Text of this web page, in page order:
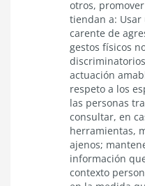
otros,
tiendan a:
carente de
gestos físicos
actuación
respeto a los
las personas
consultar, en
herramientas,
ajenos;
información
contexto